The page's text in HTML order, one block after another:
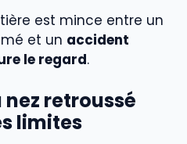
est mince entre un
et un accident
le regard.
retroussé
limites